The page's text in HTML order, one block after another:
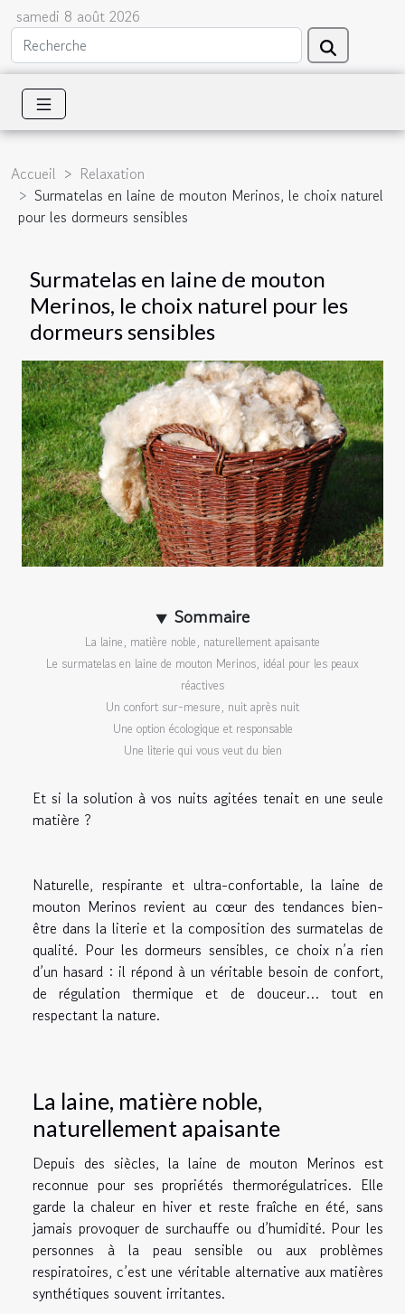
samedi 8 août 2026
Accueil
Relaxation
Surmatelas en laine de mouton Merinos, le choix naturel
pour les dormeurs sensibles
Surmatelas en laine de mouton
Merinos, le choix naturel pour les
dormeurs sensibles
Sommaire
La laine, matière noble, naturellement apaisante
Le surmatelas en laine de mouton Merinos, idéal pour les peaux
réactives
Un confort sur-mesure, nuit après nuit
Une option écologique et responsable
Une literie qui vous veut du bien
Et si la solution à vos nuits agitées tenait en une seule
matière ?
Naturelle, respirante et ultra-confortable, la laine de
mouton Merinos revient au cœur des tendances bien-
être dans la literie et la composition des surmatelas de
qualité. Pour les dormeurs sensibles, ce choix n’a rien
d’un hasard : il répond à un véritable besoin de confort,
de régulation thermique et de douceur… tout en
respectant la nature.
La laine, matière noble,
naturellement apaisante
Depuis des siècles, la laine de mouton Merinos est
reconnue pour ses propriétés thermorégulatrices. Elle
garde la chaleur en hiver et reste fraîche en été, sans
jamais provoquer de surchauffe ou d’humidité. Pour les
personnes à la peau sensible ou aux problèmes
respiratoires, c’est une véritable alternative aux matières
synthétiques souvent irritantes.